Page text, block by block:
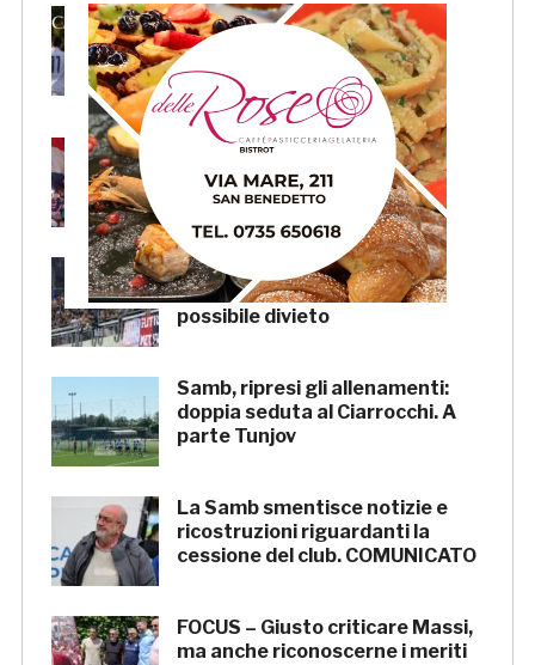
Primavera 4, il calendario della
Samb: Folgore Caratese
all’esordio, prima trasferta a
Forlì
Samb, su il sipario: stasera la
presentazione della squadra in
piazza Giorgini
Pescara-Samb, l’Osservatorio
rimanda la decisione al CASMS:
possibile divieto
Samb, ripresi gli allenamenti:
doppia seduta al Ciarrocchi. A
parte Tunjov
La Samb smentisce notizie e
ricostruzioni riguardanti la
cessione del club. COMUNICATO
FOCUS – Giusto criticare Massi,
ma anche riconoscerne i meriti